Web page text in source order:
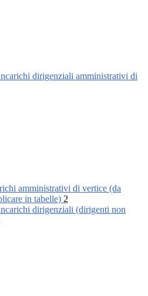
dirigenziali amministrativi di
amministrativi di vertice (da
in tabelle) 2
dirigenziali (dirigenti non